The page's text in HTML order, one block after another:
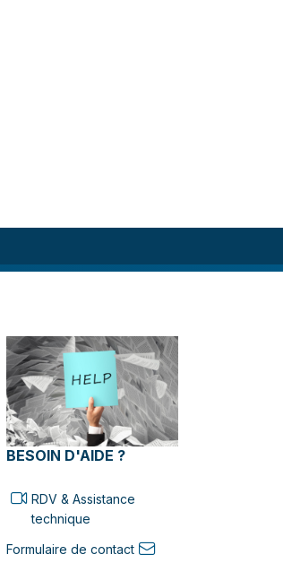
BESOIN D'AIDE ?
RDV & Assistance
technique
Formulaire de contact